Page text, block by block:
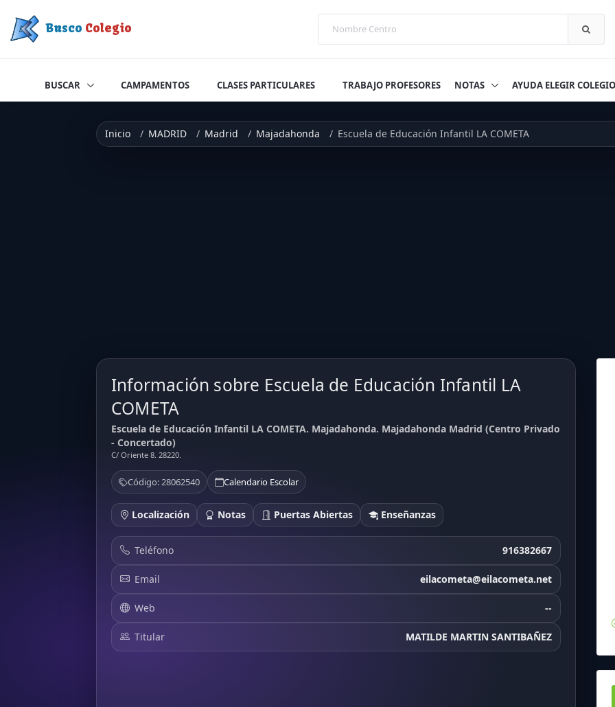
Busco Colegio
BUSCAR CAMPAMENTOS CLASES PARTICULARES TRABAJO PROFESORES NOTAS AYUDA ELEGIR
Inicio MADRID Madrid Majadahonda Escuela de Educación Infantil LA COMETA
Información sobre Escuela de Educación Infantil LA
COMETA
Escuela de Educación Infantil LA COMETA. Majadahonda. Majadahonda Madrid (Centro Privado
- Concertado)
C/ Oriente 8. 28220.
Código: 28062540 Calendario Escolar
Localización Notas Puertas Abiertas Enseñanzas
Teléfono 916382667
Email eilacometa@eilacometa.net
Web --
Titular MATILDE MARTIN SANTIBAÑEZ